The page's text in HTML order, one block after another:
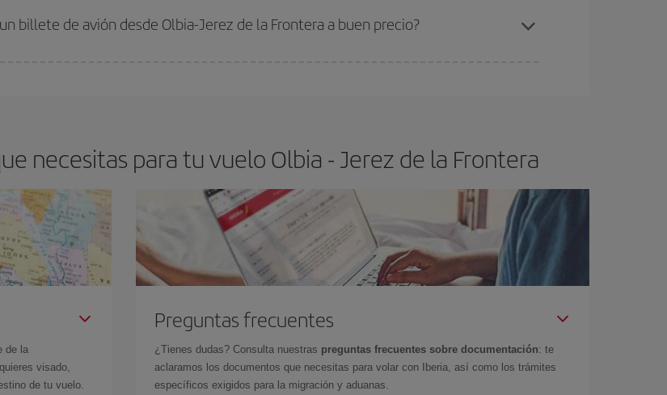
billete de avión desde Olbia-Jerez de la Frontera a buen precio?
necesitas para tu vuelo Olbia - Jerez de la Frontera
de la
visado,
de tu vuelo.
Preguntas frecuentes
¿Tienes dudas? Consulta nuestras preguntas frecuentes sobre documentación: te
aclaramos los documentos que necesitas para volar con Iberia, así como los trámites
específicos exigidos para la migración y aduanas.